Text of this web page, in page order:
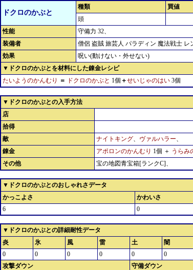
ドクロのかぶと
種類 買値
頭
性能
守備力 32、
装備者
僧侶 盗賊 旅芸人 パラディン 魔法戦士 レ
効果
呪い(動けない・外せない)
▼ドクロのかぶとを材料にした錬金レシピ
たいようのかんむり ＝ ドクロのかぶと 1個 ＋せいじゃのはい 3個
▼ドクロのかぶとの入手方法
店
拾得
敵
ナイトキング、 ヴァルハラー、
錬金
アポロンのかんむり 1個 ＋ うらみ
その他
宝の地図青宝箱[ランクC]、
▼ドクロのかぶとのおしゃれさデータ
かっこよさ
かわいさ
6
0
▼ドクロのかぶとの詳細耐性データ
炎
氷 風 雷 土 闇
0
0 0 0 0 0
攻撃ダウン
守備ダウン